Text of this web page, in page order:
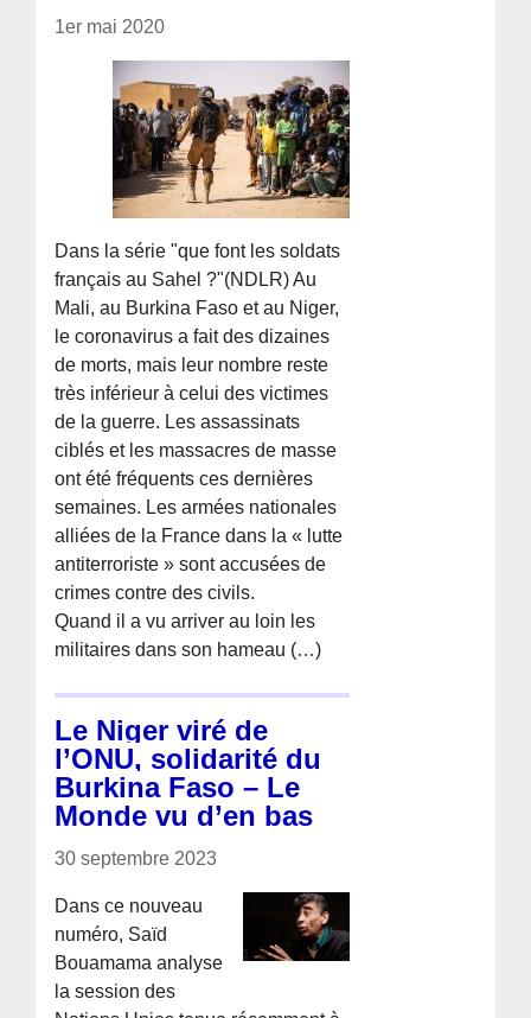
1er mai 2020
Dans la série "que font les soldats
français au Sahel ?"(NDLR) Au
Mali, au Burkina Faso et au Niger,
le coronavirus a fait des dizaines
de morts, mais leur nombre reste
très inférieur à celui des victimes
de la guerre. Les assassinats
ciblés et les massacres de masse
ont été fréquents ces dernières
semaines. Les armées nationales
alliées de la France dans la « lutte
antiterroriste » sont accusées de
crimes contre des civils.
Quand il a vu arriver au loin les
militaires dans son hameau (…)
Le Niger viré de
l’ONU, solidarité du
Burkina Faso – Le
Monde vu d’en bas
30 septembre 2023
Dans ce nouveau
numéro, Saïd
Bouamama analyse
la session des